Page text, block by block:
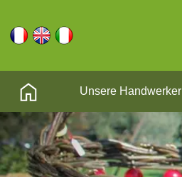
Unsere Handwerker